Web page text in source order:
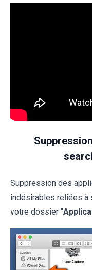
Suppression des
indésirables reliées à
votre dossier "